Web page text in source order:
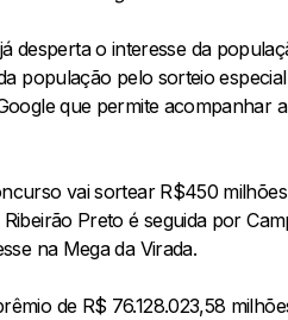
desperta o interesse da
população pelo sorteio
que permite acompanhar
vai sortear R$450
Preto é seguida por
na Mega da Virada.
de R$ 76.128.023,58